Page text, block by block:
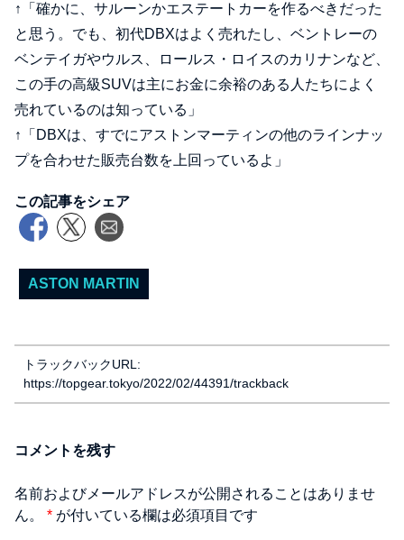
↑「確かに、サルーンかエステートカーを作るべきだった
と思う。でも、初代DBXはよく売れたし、ベントレーの
ベンテイガやウルス、ロールス・ロイスのカリナンなど、
この手の高級SUVは主にお金に余裕のある人たちによく
売れているのは知っている」
↑「DBXは、すでにアストンマーティンの他のラインナッ
プを合わせた販売台数を上回っているよ」
この記事をシェア
ASTON MARTIN
トラックバックURL:
https://topgear.tokyo/2022/02/44391/trackback
コメントを残す
名前およびメールアドレスが公開されることはありませ
ん。 * が付いている欄は必須項目です